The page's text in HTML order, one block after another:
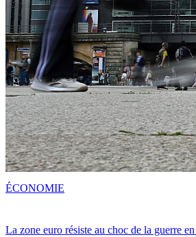
La zone euro résiste au choc de la guerre
ÉCONOMIE